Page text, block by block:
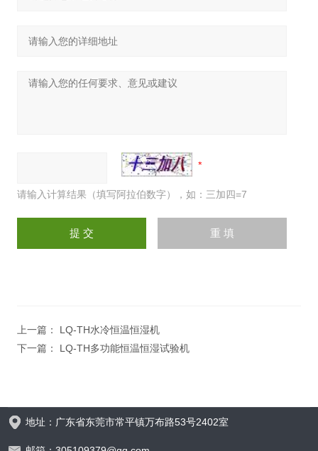
请输入计算结果（填写阿拉伯数字），如：三加四=7
上一篇： LQ-TH水冷恒温恒湿机
下一篇： LQ-TH多功能恒温恒湿试验机
地址：广东省东莞市常平镇万布路53号2402室